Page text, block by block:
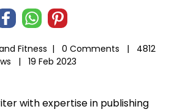
Fitness | 0 Comments |
4812
|
19 Feb 2023
with expertise in publishing